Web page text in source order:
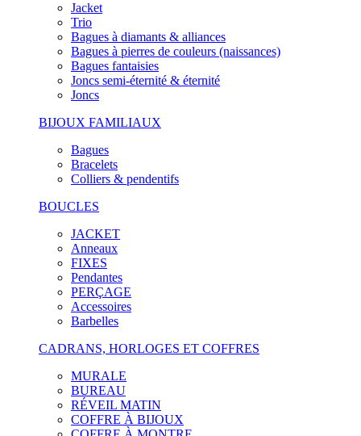
Jacket
Trio
Bagues à diamants & alliances
Bagues à pierres de couleurs (naissances)
Bagues fantaisies
Joncs semi-éternité & éternité
Joncs
BIJOUX FAMILIAUX
Bagues
Bracelets
Colliers & pendentifs
BOUCLES
JACKET
Anneaux
FIXES
Pendantes
PERÇAGE
Accessoires
Barbelles
CADRANS, HORLOGES ET COFFRES
MURALE
BUREAU
RÉVEIL MATIN
COFFRE À BIJOUX